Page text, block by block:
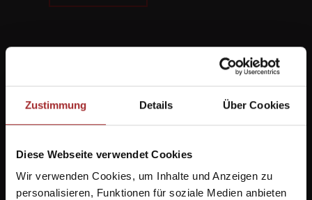
Zustimmung Details Über Cookies
Diese Webseite verwendet Cookies
Wir verwenden Cookies, um Inhalte und Anzeigen zu
personalisieren, Funktionen für soziale Medien anbieten